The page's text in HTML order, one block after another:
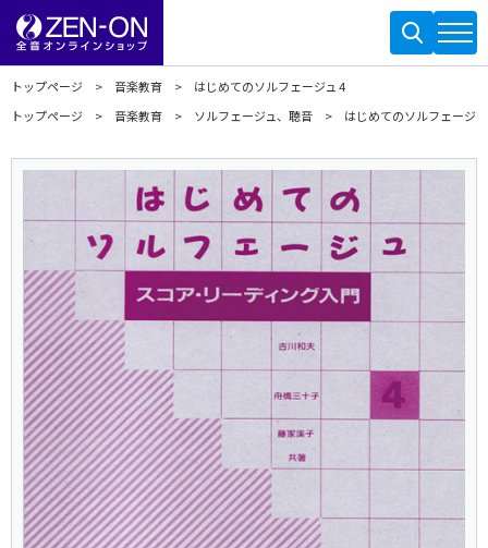
トップページ 音楽教育
はじめてのソルフェージュ 4
トップページ
音楽教育 ソルフェージュ、聴音 はじめてのソルフェージ